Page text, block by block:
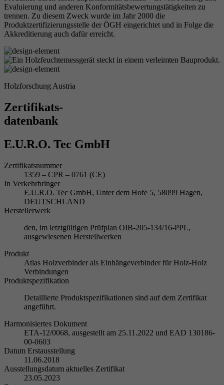
Evaluierung und anderen Konformitätsbewertungstätigkeiten zu
trennen. Zu diesem Zweck wurde im Jahr 2000 die
Produktzertifizierungsstelle der ÖGH eingerichtet und in Folge die
Akkreditierung auch dafür erreicht.
Holzforschung Austria
Zertifikats-
datenbank
E.U.R.O. Tec GmbH
Zertifikatsnummer
1359 – CPR – 0761 (CE)
In Verkehrbringer
E.U.R.O. Tec GmbH, Unter dem Hofe 5, 58099 Hagen,
DEUTSCHLAND
Herstellerwerk
den, im letztgültigen Prüfplan OIB-205-134/16-PPL,
ausgewiesenen Herstellwerken
Produkt
Atlas Holzverbinder als Einhängeverbinder für Holz-Holz
Verbindungen
Produktspezifikation
Detaillierte Produktspezifikationen sind auf dem Zertifikat
angeführt.
Harmonisiertes Dokument
ETA-12/0068, ausgestellt am 25.11.2022 und EAD 130186-
00-0603
Datum Erstausstellung
11.06.2018
Ausstellungsdatum aktuelles Zertifikat
23.05.2023